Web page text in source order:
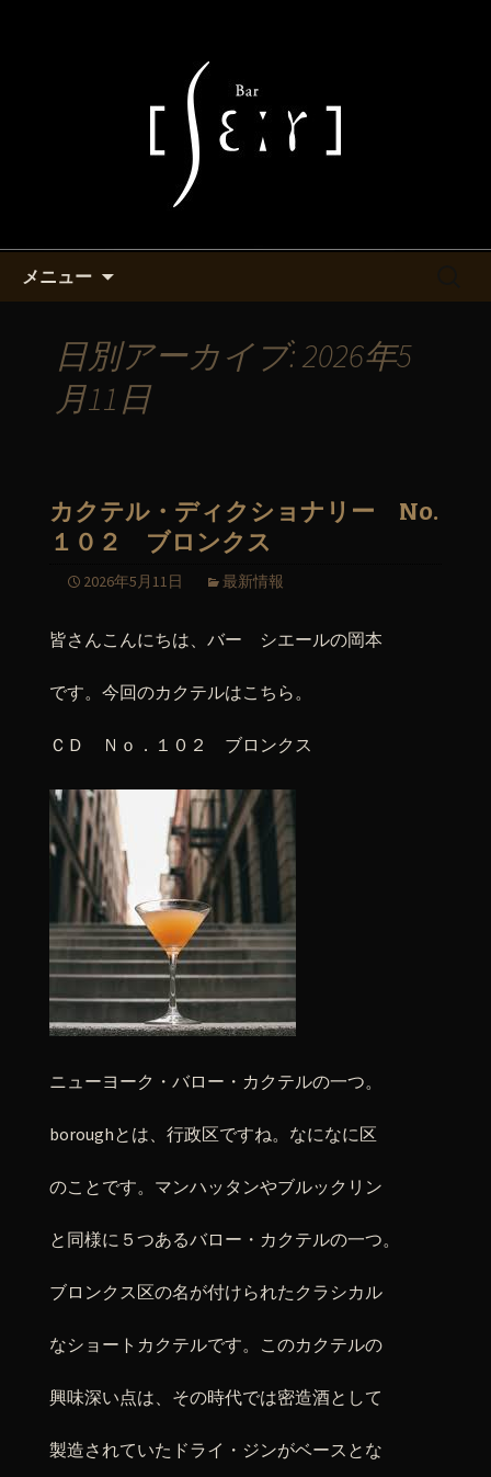
池袋西口付近にあるバーシエー
ルのマスターが書くブログ
メニュー
日別アーカイブ: 2026年5
月11日
カクテル・ディクショナリー No.
１０２ ブロンクス
2026年5月11日 最新情報
皆さんこんにちは、バー シエールの岡本
です。今回のカクテルはこちら。
ＣＤ Ｎｏ．１０２ ブロンクス
ニューヨーク・バロー・カクテルの一つ。
boroughとは、行政区ですね。なになに区
のことです。マンハッタンやブルックリン
と同様に５つあるバロー・カクテルの一つ。
ブロンクス区の名が付けられたクラシカル
なショートカクテルです。このカクテルの
興味深い点は、その時代では密造酒として
製造されていたドライ・ジンがベースとな